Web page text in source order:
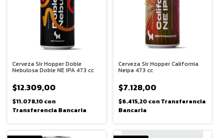
Cerveza Sir Hopper Doble
Nebulosa Doble NE IPA 473 cc
$12.309,00
$11.078,10con
Transferencia Bancaria
Cerveza Sir Hopper California
Neipa 473 cc
$7.128,00
$6.415,20conTransferencia
Bancaria